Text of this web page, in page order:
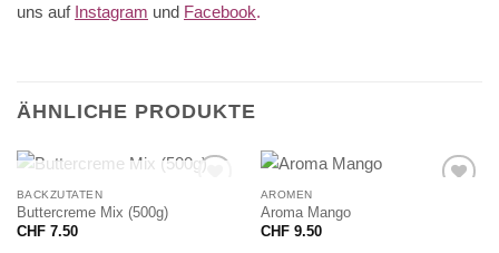
uns auf Instagram und Facebook.
ÄHNLICHE PRODUKTE
NICHT VORRÄTIG
BACKZUTATEN
Buttercreme Mix (500g)
CHF7.50
AROMEN
Aroma Mango
CHF9.50